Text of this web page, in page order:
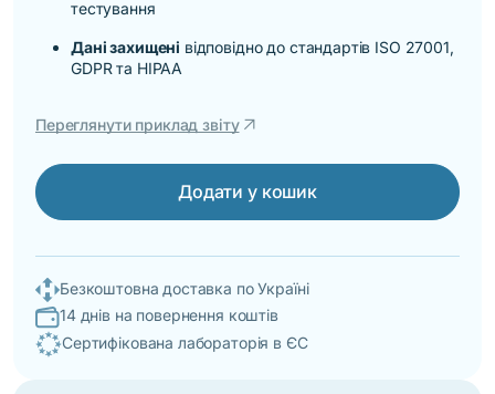
тестування
Дані захищені відповідно до стандартів ISO 27001,
GDPR та HIPAA
Переглянути приклад звітуarrow_outward
Додати у кошик
Безкоштовна доставка по Україні
14 днів на повернення коштів
Сертифікована лабораторія в ЄС